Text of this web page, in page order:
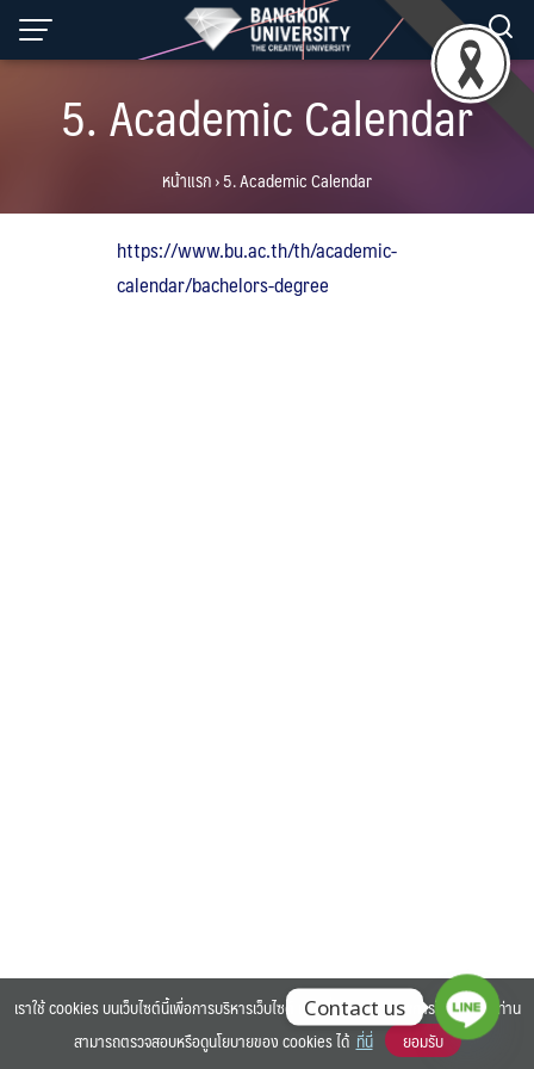
Skip
5. Academic Calendar
หน้าแรก›5. Academic Calendar
https://www.bu.ac.th/th/academic-
calendar/bachelors-degree
©2025 BANGKOK UNIVERSITY. ALL RIGHTS RESERVED.
เราใช้ cookies บนเว็บไซต์นี้เพื่อการบริหารเว็บไซต์ และเพิ่มประสิทธิภาพการใช้งานของท่าน
สามารถตรวจสอบหรือดูนโยบายของ cookies ได้ ที่นี่ ยอมรับ
Contact us